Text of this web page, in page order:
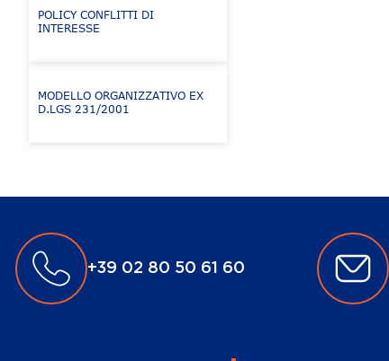
POLICY CONFLITTI DI
INTERESSE
MODELLO ORGANIZZATIVO EX
D.LGS 231/2001
+39 02 80 50 61 60